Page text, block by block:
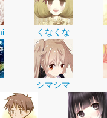
くなくな
シマシマ